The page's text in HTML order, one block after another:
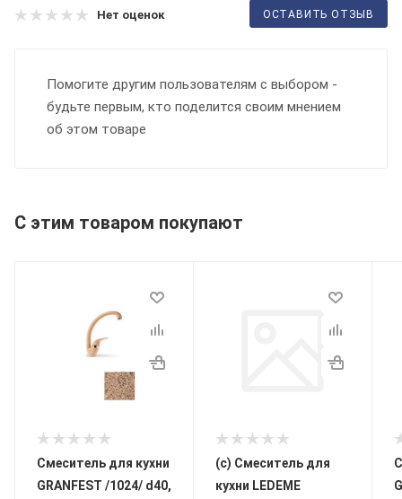
Нет оценок ОСТАВИТЬ ОТЗЫВ
Помогите другим пользователям с выбором -
будьте первым, кто поделится своим мнением
об этом товаре
С этим товаром покупают
Смеситель для кухни
GRANFEST /1024/ d40,
(с) Смеситель для
кухни LEDEME